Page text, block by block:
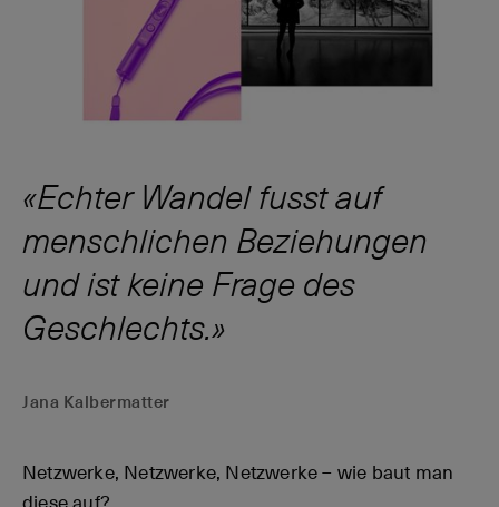
Echter Wandel fusst auf
menschlichen Beziehungen
und ist keine Frage des
Geschlechts.
Jana Kalbermatter
Netzwerke, Netzwerke, Netzwerke – wie baut man